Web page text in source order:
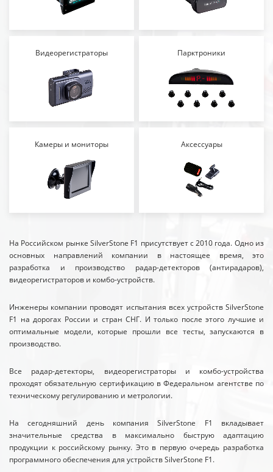
Видеорегистраторы Парктроники
Камеры и мониторы Аксессуары
На Российском рынке SilverStone F1 присутствует с 2010 года. Одно из
основных направлений компании в настоящее время, это
разработка и производство радар-детекторов (антирадаров),
видеорегистраторов и комбо-устройств.
Инженеры компании проводят испытания всех устройств SilverStone
F1 на дорогах России и стран СНГ. И только после этого лучшие и
оптимальные модели, которые прошли все тесты, запускаются в
производство.
Все радар-детекторы, видеорегистраторы и комбо-устройства
проходят обязательную сертификацию в Федеральном агентстве по
техническому регулированию и метрологии.
На сегодняшний день компания SilverStone F1 вкладывает
значительные средства в максимально быструю адаптацию
продукции к российскому рынку. Это в первую очередь разработка
программного обеспечения для устройств SilverStone F1.